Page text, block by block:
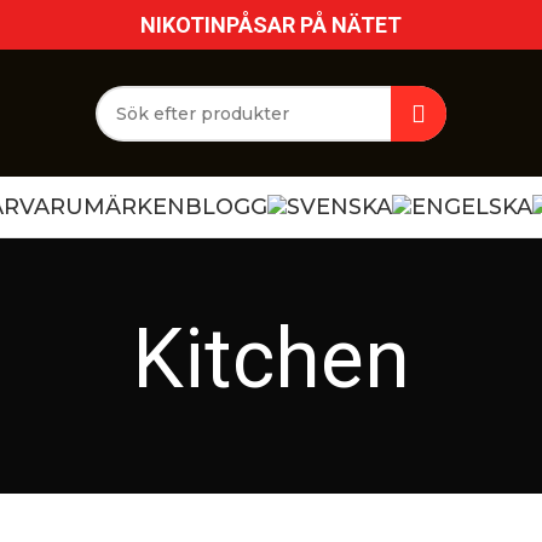
NIKOTINPÅSAR PÅ NÄTET
VARUMÄRKENBLOGG
Kitchen